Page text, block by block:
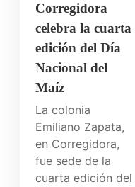
Corregidora
celebra la cuarta
edición del Día
Nacional del
Maíz
La colonia
Emiliano Zapata,
en Corregidora,
fue sede de la
cuarta edición del